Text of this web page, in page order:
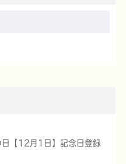
日【12月1日】記念日登録